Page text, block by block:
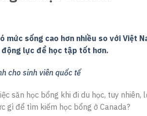
mức sống cao hơn nhiều so với Việt
lực để học tập tốt hơn.
cho sinh viên quốc tế
săn học bổng khi đi du học, tuy
gì để tìm kiếm học bổng ở Canada?